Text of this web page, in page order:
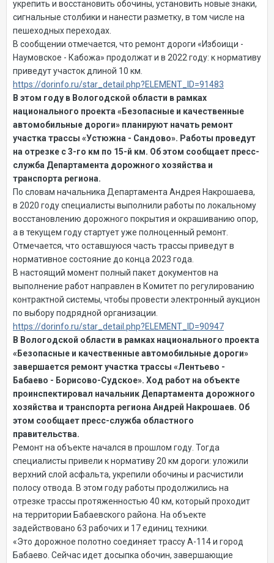
укрепить и восстановить обочины, установить новые знаки,
сигнальные столбики и нанести разметку, в том числе на
пешеходных переходах.
В сообщении отмечается, что ремонт дороги «Избоищи -
Наумовское - Кабожа» продолжат и в 2022 году: к нормативу
приведут участок длиной 10 км.
https://dorinfo.ru/star_detail.php?ELEMENT_ID=91483
В этом году в Вологодской области в рамках
национального проекта «Безопасные и качественные
автомобильные дороги» планируют начать ремонт
участка трассы «Устюжна - Сандово». Работы проведут
на отрезке с 3-го км по 15-й км. Об этом сообщает пресс-
служба Департамента дорожного хозяйства и
транспорта региона.
По словам начальника Департамента Андрея Накрошаева,
в 2020 году специалисты выполнили работы по локальному
восстановлению дорожного покрытия и окрашиванию опор,
а в текущем году стартует уже полноценный ремонт.
Отмечается, что оставшуюся часть трассы приведут в
нормативное состояние до конца 2023 года.
В настоящий момент полный пакет документов на
выполнение работ направлен в Комитет по регулированию
контрактной системы, чтобы провести электронный аукцион
по выбору подрядной организации.
https://dorinfo.ru/star_detail.php?ELEMENT_ID=90947
В Вологодской области в рамках национального проекта
«Безопасные и качественные автомобильные дороги»
завершается ремонт участка трассы «Лентьево -
Бабаево - Борисово-Судское». Ход работ на объекте
проинспектировал начальник Департамента дорожного
хозяйства и транспорта региона Андрей Накрошаев. Об
этом сообщает пресс-служба областного
правительства.
Ремонт на объекте начался в прошлом году. Тогда
специалисты привели к нормативу 20 км дороги: уложили
верхний слой асфальта, укрепили обочины и расчистили
полосу отвода. В этом году работы продолжились на
отрезке трассы протяженностью 40 км, который проходит
на территории Бабаевского района. На объекте
задействовано 63 рабочих и 17 единиц техники.
«Это дорожное полотно соединяет трассу А-114 и город
Бабаево. Сейчас идет досыпка обочин, завершающие